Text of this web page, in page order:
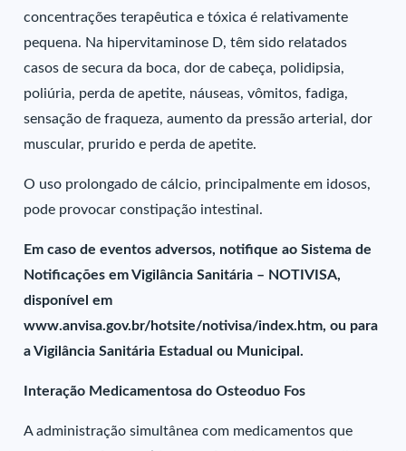
concentrações terapêutica e tóxica é relativamente
pequena. Na hipervitaminose D, têm sido relatados
casos de secura da boca, dor de cabeça, polidipsia,
poliúria, perda de apetite, náuseas, vômitos, fadiga,
sensação de fraqueza, aumento da pressão arterial, dor
muscular, prurido e perda de apetite.
O uso prolongado de cálcio, principalmente em idosos,
pode provocar constipação intestinal.
Em caso de eventos adversos, notifique ao Sistema de
Notificações em Vigilância Sanitária – NOTIVISA,
disponível em
www.anvisa.gov.br/hotsite/notivisa/index.htm, ou para
a Vigilância Sanitária Estadual ou Municipal.
Interação Medicamentosa do Osteoduo Fos
A administração simultânea com medicamentos que